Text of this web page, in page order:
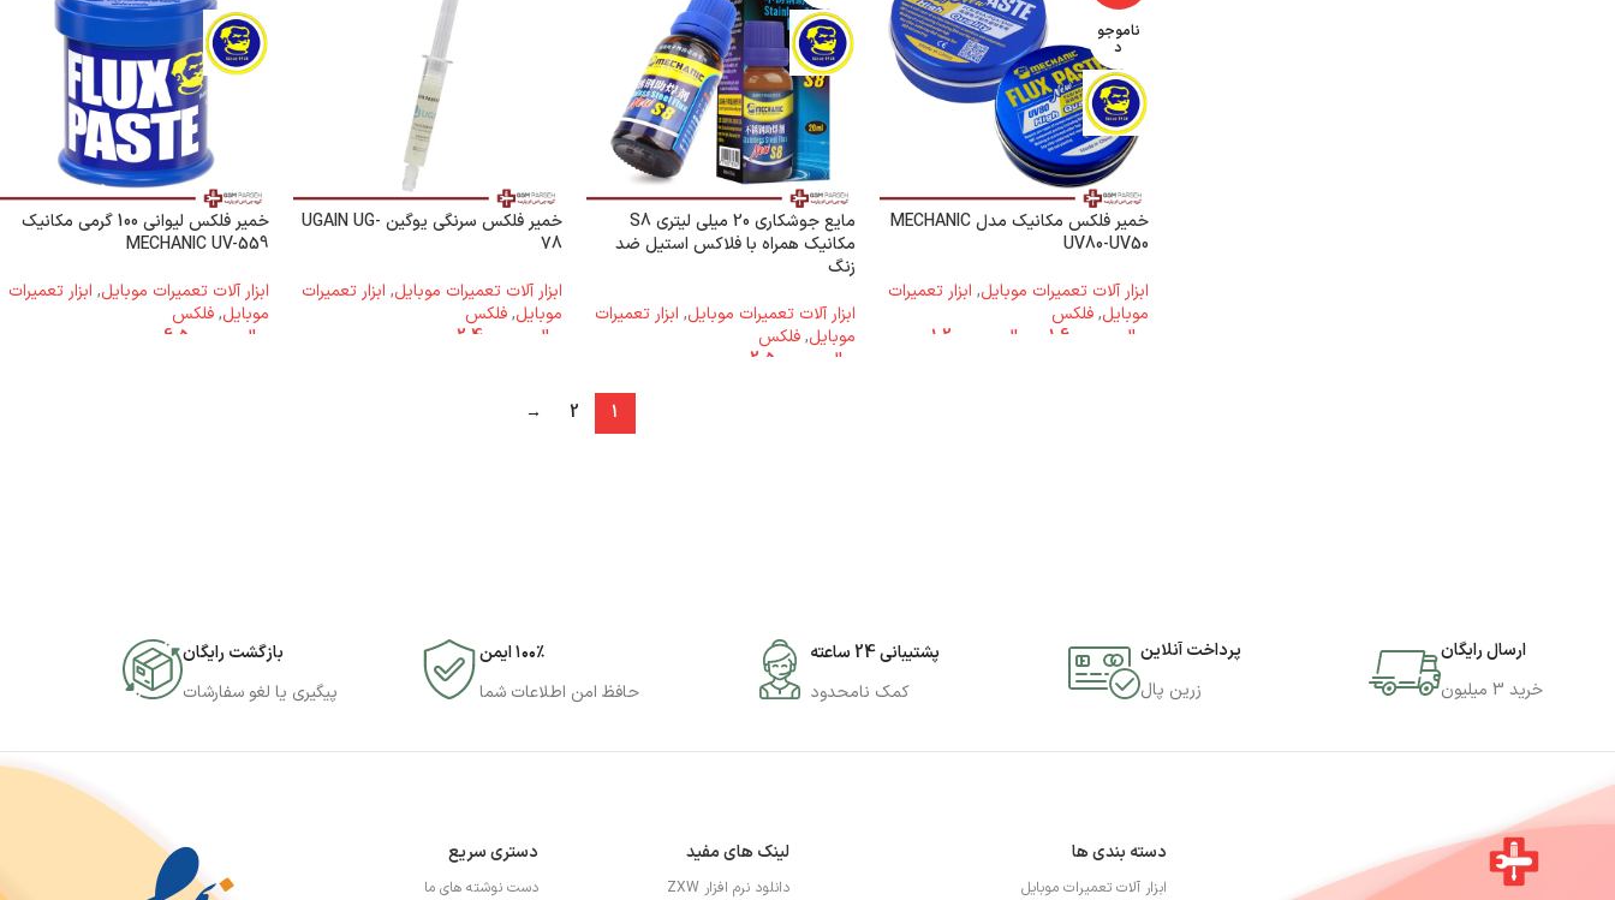
ناموجو
د
خمیر فلکس مکانیک مدل MECHANIC
UV80-UV50
ابزار آلات تعمیرات موبایل, ابزار تعمیرات
موبایل,فلکس
ریال
ریال
مایع جوشکاری 20 میلی لیتری S8
مکانیک همراه با فلاکس استیل ضد
زنگ
ابزار آلات تعمیرات موبایل, ابزار تعمیرات
موبایل,فلکس
ریال
خمیر فلکس سرنگی یوگین UGAIN UG-
78
ابزار آلات تعمیرات موبایل, ابزار تعمیرات
موبایل,فلکس
ریال
خمیر فلکس لیوانی 100 گرمی مکانیک
MECHANIC UV-559
ابزار آلات تعمیرات موبایل, ابزار تعمیرات
موبایل,فلکس
ریال
1
2
→
ارسال رایگان
خرید 3 میلیون
پرداخت آنلاین
زرین پال
پشتیبانی 24 ساعته
کمک نامحدود
۱۰۰٪ ایمن
حافظ امن اطلاعات شما
بازگشت رایگان
پیگیری یا لغو سفارشات
دسته بندی ها
ابزار آلات تعمیرات موبایل
لینک های مفید
دانلود نرم افزار ZXW
دستری سریع
دست نوشته های ما